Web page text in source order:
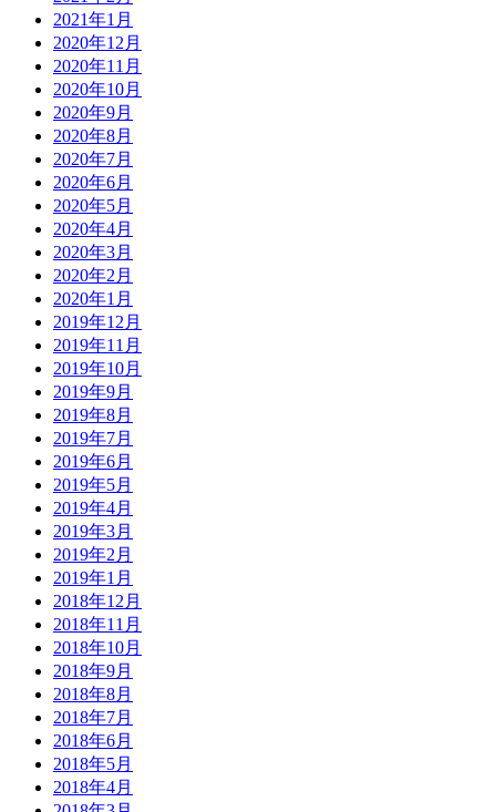
2021年1月
2020年12月
2020年11月
2020年10月
2020年9月
2020年8月
2020年7月
2020年6月
2020年5月
2020年4月
2020年3月
2020年2月
2020年1月
2019年12月
2019年11月
2019年10月
2019年9月
2019年8月
2019年7月
2019年6月
2019年5月
2019年4月
2019年3月
2019年2月
2019年1月
2018年12月
2018年11月
2018年10月
2018年9月
2018年8月
2018年7月
2018年6月
2018年5月
2018年4月